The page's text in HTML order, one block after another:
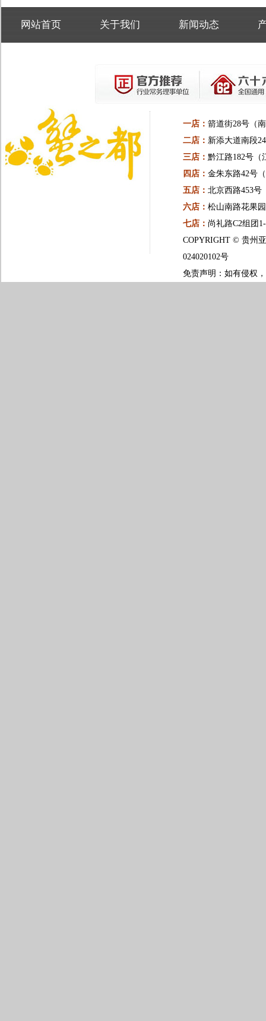
网站首页 关于我们 新闻动态
一店： 箭道街28号（
二店： 新添大道南段
三店： 黔江路182号（
四店： 金朱东路42号
五店： 北京西路453号
六店： 松山南路花果
七店： 尚礼路C2组团
COPYRIGHT © 贵州
024020102号
免责声明：如有侵权